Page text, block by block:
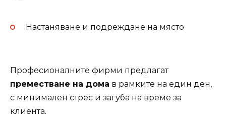
Настаняване и подреждане на място
Професионалните фирми предлагат
преместване на дома в рамките на един ден,
с минимален стрес и загуба на време за
клиента.